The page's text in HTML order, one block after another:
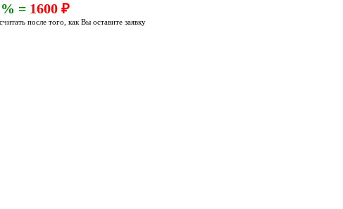
= 1600 ₽
после того, как Вы оставите заявку